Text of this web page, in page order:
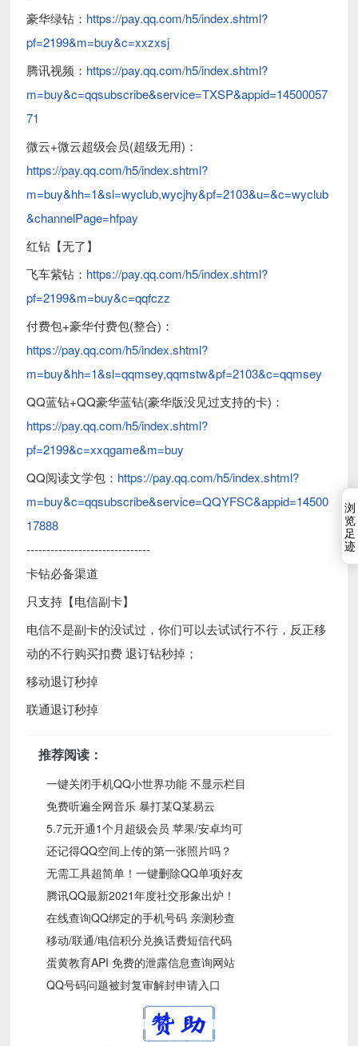
豪华绿钻： https://pay.qq.com/h5/index.shtml?
pf=2199&m=buy&c=xxzxsj
腾讯视频： https://pay.qq.com/h5/index.shtml?
m=buy&c=qqsubscribe&service=TXSP&appid=14500057
71
微云+微云超级会员(超级无用)：
https://pay.qq.com/h5/index.shtml?
m=buy&hh=1&sl=wyclub,wycjhy&pf=2103&u=&c=wyclub
&channelPage=hfpay
红钻【无了】
飞车紫钻： https://pay.qq.com/h5/index.shtml?
pf=2199&m=buy&c=qqfczz
付费包+豪华付费包(整合)：
https://pay.qq.com/h5/index.shtml?
m=buy&hh=1&sl=qqmsey,qqmstw&pf=2103&c=qqmsey
QQ蓝钻+QQ豪华蓝钻(豪华版没见过支持的卡)：
https://pay.qq.com/h5/index.shtml?
pf=2199&c=xxqgame&m=buy
QQ阅读文学包： https://pay.qq.com/h5/index.shtml?
m=buy&c=qqsubscribe&service=QQYFSC&appid=14500
17888
-------------------------------
卡钻必备渠道
只支持【电信副卡】
电信不是副卡的没试过，你们可以去试试行不行，反正移
动的不行购买扣费 退订钻秒掉；
移动退订秒掉
联通退订秒掉
推荐阅读：
一键关闭手机QQ小世界功能 不显示栏目
免费听遍全网音乐 暴打某Q某易云
5.7元开通1个月超级会员 苹果/安卓均可
还记得QQ空间上传的第一张照片吗？
无需工具超简单！一键删除QQ单项好友
腾讯QQ最新2021年度社交形象出炉！
在线查询QQ绑定的手机号码 亲测秒查
移动/联通/电信积分兑换话费短信代码
蛋黄教育API 免费的泄露信息查询网站
QQ号码问题被封复审解封申请入口
浏
览
足
迹